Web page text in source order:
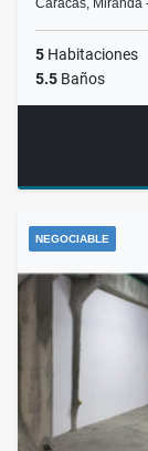
Caracas, Miranda
5 Habitaciones
5.5 Baños
NEGOCIABLE